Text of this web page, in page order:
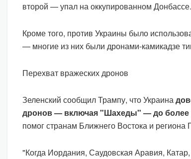
второй — упал на оккупированном Донбассе.
Кроме того, против Украины было
— многие из них были дронами-камикадзе
Перехват вражеских дронов
Зеленский сообщил Трампу, что Украина
дронов — включая "Шахеды" — до более
помог странам Ближнего Востока и региона
"Когда Иордания, Саудовская Аравия,